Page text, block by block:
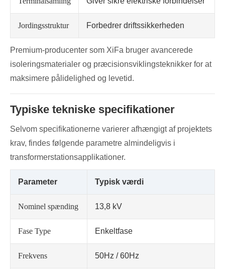
Jordingsstruktur Forbedrer driftssikkerheden
Premium-producenter som XiFa bruger avancerede
isoleringsmaterialer og præcisionsviklingsteknikker for at
maksimere pålidelighed og levetid.
Typiske tekniske specifikationer
Selvom specifikationerne varierer afhængigt af projektets
krav, findes følgende parametre almindeligvis i
transformerstationsapplikationer.
Parameter Typisk værdi
Nominel spænding 13,8 kV
Fase Type Enkeltfase
Frekvens 50Hz / 60Hz